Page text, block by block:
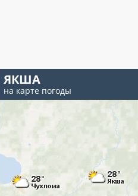
ЯКША
на карте погоды